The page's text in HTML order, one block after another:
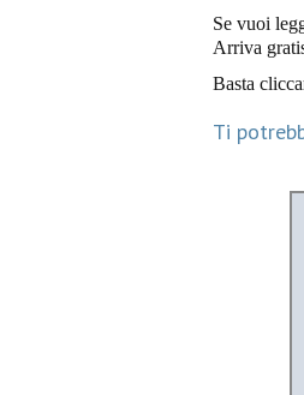
Se vuoi
Arriva
Basta
Ti